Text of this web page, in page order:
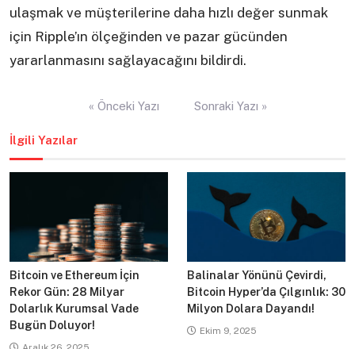
ulaşmak ve müşterilerine daha hızlı değer sunmak
için Ripple’ın ölçeğinden ve pazar gücünden
yararlanmasını sağlayacağını bildirdi.
« Önceki Yazı Sonraki Yazı »
İlgili Yazılar
Bitcoin ve Ethereum İçin
Rekor Gün: 28 Milyar
Dolarlık Kurumsal Vade
Bugün Doluyor!
Balinalar Yönünü Çevirdi,
Bitcoin Hyper’da Çılgınlık: 30
Milyon Dolara Dayandı!
Ekim 9, 2025